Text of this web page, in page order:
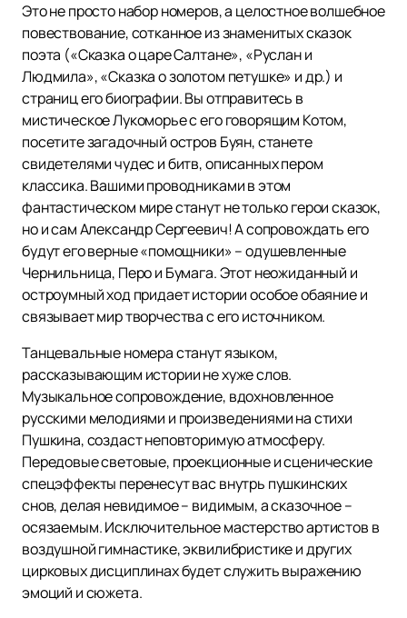
Это не просто набор номеров, а целостное волшебное
повествование, сотканное из знаменитых сказок
поэта («Сказка о царе Салтане», «Руслан и
Людмила», «Сказка о золотом петушке» и др.) и
страниц его биографии. Вы отправитесь в
мистическое Лукоморье с его говорящим Котом,
посетите загадочный остров Буян, станете
свидетелями чудес и битв, описанных пером
классика. Вашими проводниками в этом
фантастическом мире станут не только герои сказок,
но и сам Александр Сергеевич! А сопровождать его
будут его верные «помощники» – одушевленные
Чернильница, Перо и Бумага. Этот неожиданный и
остроумный ход придает истории особое обаяние и
связывает мир творчества с его источником.
Танцевальные номера станут языком,
рассказывающим истории не хуже слов.
Музыкальное сопровождение, вдохновленное
русскими мелодиями и произведениями на стихи
Пушкина, создаст неповторимую атмосферу.
Передовые световые, проекционные и сценические
спецэффекты перенесут вас внутрь пушкинских
снов, делая невидимое – видимым, а сказочное –
осязаемым. Исключительное мастерство артистов в
воздушной гимнастике, эквилибристике и других
цирковых дисциплинах будет служить выражению
эмоций и сюжета.